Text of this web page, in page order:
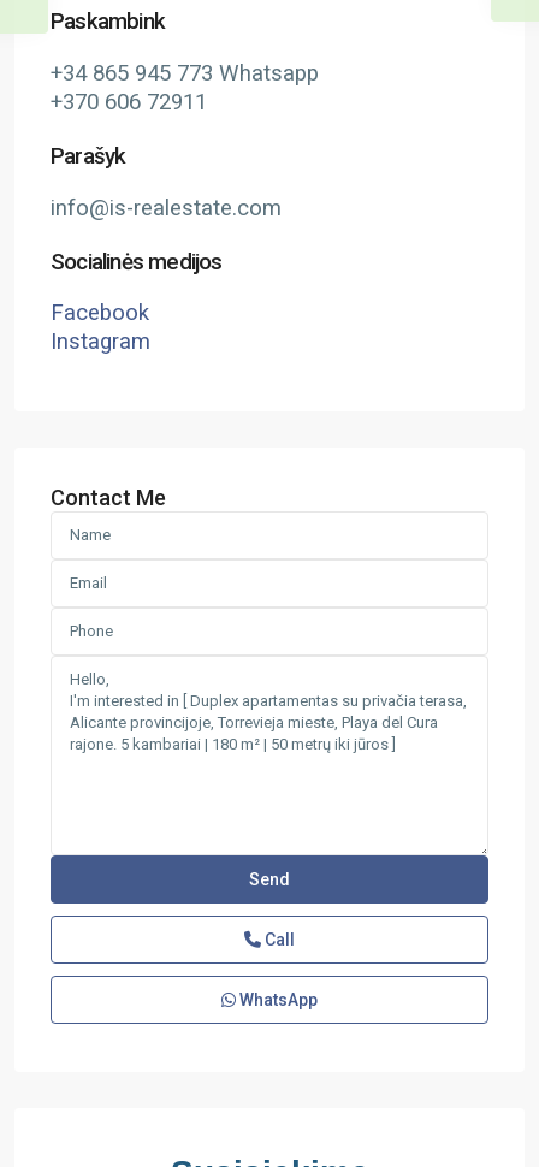
Paskambink
+34 865 945 773 Whatsapp
+370 606 72911
Parašyk
info@is-realestate.com
Socialinės medijos
Facebook
Instagram
Contact Me
Call
WhatsApp